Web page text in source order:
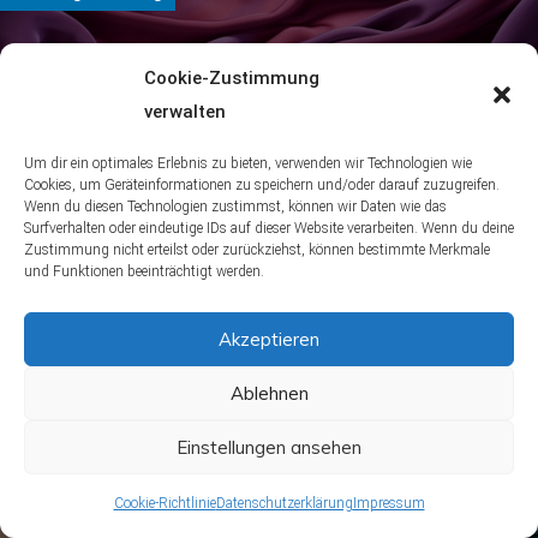
Cookie-Zustimmung
verwalten
Um dir ein optimales Erlebnis zu bieten, verwenden wir Technologien wie
Cookies, um Geräteinformationen zu speichern und/oder darauf zuzugreifen.
Wenn du diesen Technologien zustimmst, können wir Daten wie das
Surfverhalten oder eindeutige IDs auf dieser Website verarbeiten. Wenn du deine
Zustimmung nicht erteilst oder zurückziehst, können bestimmte Merkmale
und Funktionen beeinträchtigt werden.
Akzeptieren
Ablehnen
Einstellungen ansehen
Cookie-RichtlinieDatenschutzerklärung Impressum
Traubensaft Flecken entfernen:
Schnelle & einfache Lösungen 2023
Alena September 10, 2023
Darf man sonntags Wäsche
waschen? – Rechtslage 2023